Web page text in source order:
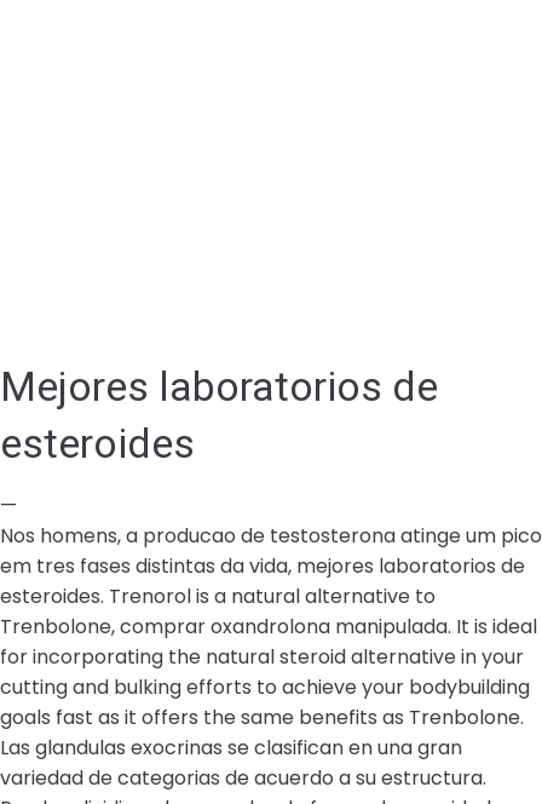
Mejores laboratorios de
esteroides
—
Nos homens, a producao de testosterona atinge um pico
em tres fases distintas da vida, mejores laboratorios de
esteroides. Trenorol is a natural alternative to
Trenbolone, comprar oxandrolona manipulada. It is ideal
for incorporating the natural steroid alternative in your
cutting and bulking efforts to achieve your bodybuilding
goals fast as it offers the same benefits as Trenbolone.
Las glandulas exocrinas se clasifican en una gran
variedad de categorias de acuerdo a su estructura.